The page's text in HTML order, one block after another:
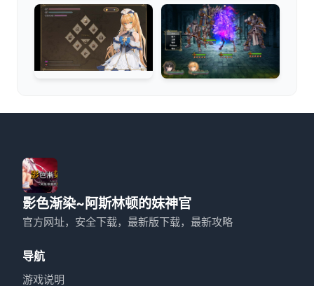
影色渐染~阿斯林顿的妹神官
官方网址，安全下载，最新版下载，最新攻略
导航
游戏说明